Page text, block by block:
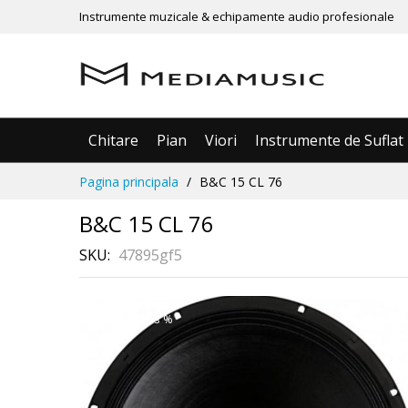
Instrumente muzicale & echipamente audio profesionale
Chitare Pian Viori Instrumente de Suflat
Pagina principala B&C 15 CL 76
B&C 15 CL 76
SKU 47895gf5
3 месяца без %